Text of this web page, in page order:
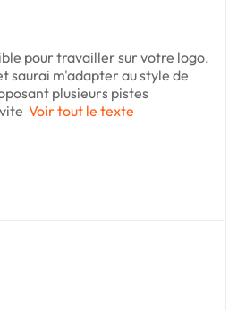
pour travailler sur votre logo.
saurai m'adapter au style de
plusieurs pistes
Voir tout le texte